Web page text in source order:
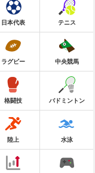
日本代表 テニス
ラグビー 中央競馬
格闘技 バドミントン
陸上 水泳